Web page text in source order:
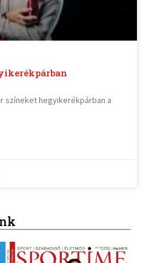
színeket hegyikerékpárban a